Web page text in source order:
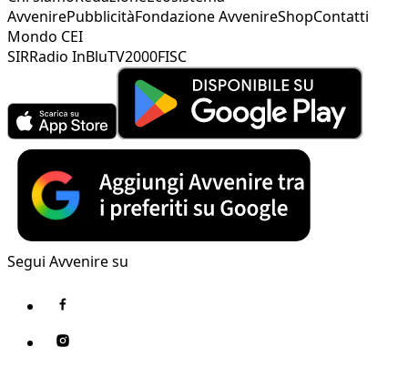
AvvenirePubblicitàFondazione AvvenireShopContatti
Mondo CEI
SIRRadio InBluTV2000FISC
Segui Avvenire su